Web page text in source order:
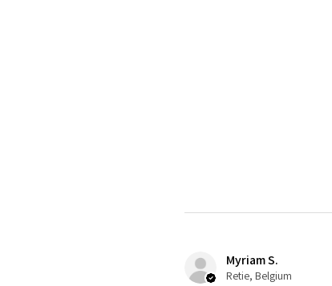
Myriam S.
Retie, Belgium